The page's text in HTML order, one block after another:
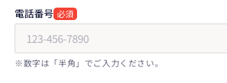
電話番号 必須
※数字は「半角」でご入力ください。